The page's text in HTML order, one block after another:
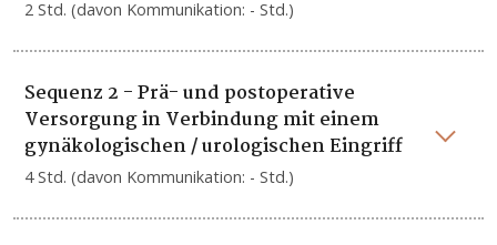
2 Std. (davon Kommunikation: - Std.)
Sequenz 2 - Prä- und postoperative
Versorgung in Verbindung mit einem
gynäkologischen / urologischen Eingriff
4 Std. (davon Kommunikation: - Std.)